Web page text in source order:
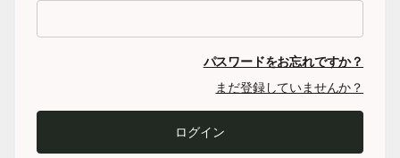
パスワードをお忘れですか？
まだ登録していませんか？
ログイン